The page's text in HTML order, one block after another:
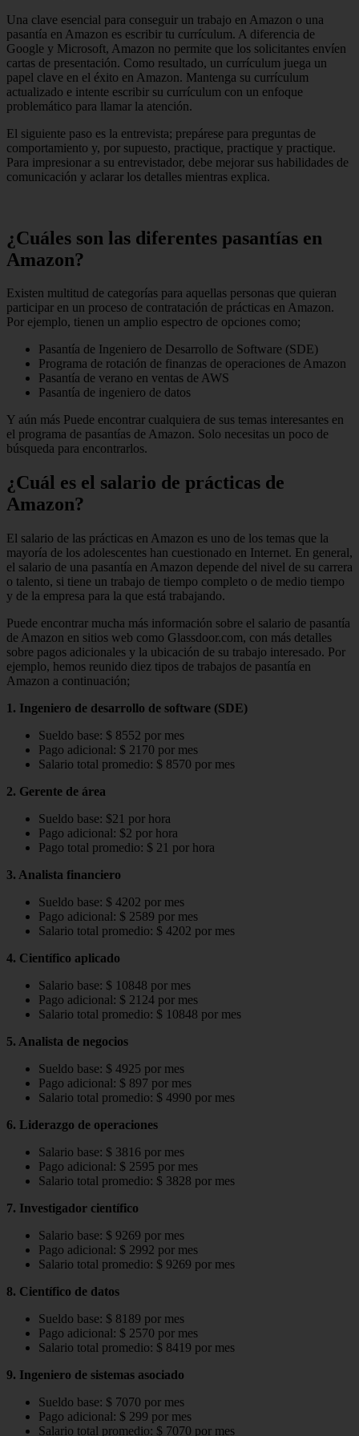
Una clave esencial para conseguir un trabajo en Amazon o una
pasantía en Amazon es escribir tu currículum. A diferencia de
Google y Microsoft, Amazon no permite que los solicitantes envíen
cartas de presentación. Como resultado, un currículum juega un
papel clave en el éxito en Amazon. Mantenga su currículum
actualizado e intente escribir su currículum con un enfoque
problemático para llamar la atención.
El siguiente paso es la entrevista; prepárese para preguntas de
comportamiento y, por supuesto, practique, practique y practique.
Para impresionar a su entrevistador, debe mejorar sus habilidades de
comunicación y aclarar los detalles mientras explica.
¿Cuáles son las diferentes pasantías en
Amazon?
Existen multitud de categorías para aquellas personas que quieran
participar en un proceso de contratación de prácticas en Amazon.
Por ejemplo, tienen un amplio espectro de opciones como;
Pasantía de Ingeniero de Desarrollo de Software (SDE)
Programa de rotación de finanzas de operaciones de Amazon
Pasantía de verano en ventas de AWS
Pasantía de ingeniero de datos
Y aún más Puede encontrar cualquiera de sus temas interesantes en
el programa de pasantías de Amazon. Solo necesitas un poco de
búsqueda para encontrarlos.
¿Cuál es el salario de prácticas de
Amazon?
El salario de las prácticas en Amazon es uno de los temas que la
mayoría de los adolescentes han cuestionado en Internet. En general,
el salario de una pasantía en Amazon depende del nivel de su carrera
o talento, si tiene un trabajo de tiempo completo o de medio tiempo
y de la empresa para la que está trabajando.
Puede encontrar mucha más información sobre el salario de pasantía
de Amazon en sitios web como Glassdoor.com, con más detalles
sobre pagos adicionales y la ubicación de su trabajo interesado. Por
ejemplo, hemos reunido diez tipos de trabajos de pasantía en
Amazon a continuación;
1. Ingeniero de desarrollo de software (SDE)
Sueldo base: $ 8552 por mes
Pago adicional: $ 2170 por mes
Salario total promedio: $ 8570 por mes
2. Gerente de área
Sueldo base: $21 por hora
Pago adicional: $2 por hora
Pago total promedio: $ 21 por hora
3. Analista financiero
Sueldo base: $ 4202 por mes
Pago adicional: $ 2589 por mes
Salario total promedio: $ 4202 por mes
4. Científico aplicado
Salario base: $ 10848 por mes
Pago adicional: $ 2124 por mes
Salario total promedio: $ 10848 por mes
5. Analista de negocios
Sueldo base: $ 4925 por mes
Pago adicional: $ 897 por mes
Salario total promedio: $ 4990 por mes
6. Liderazgo de operaciones
Salario base: $ 3816 por mes
Pago adicional: $ 2595 por mes
Salario total promedio: $ 3828 por mes
7. Investigador científico
Salario base: $ 9269 por mes
Pago adicional: $ 2992 por mes
Salario total promedio: $ 9269 por mes
8. Científico de datos
Sueldo base: $ 8189 por mes
Pago adicional: $ 2570 por mes
Salario total promedio: $ 8419 por mes
9. Ingeniero de sistemas asociado
Sueldo base: $ 7070 por mes
Pago adicional: $ 299 por mes
Salario total promedio: $ 7070 por mes